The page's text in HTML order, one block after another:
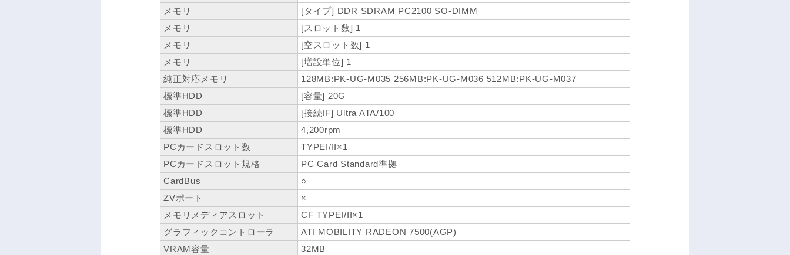
メモリ
[タイプ] DDR SDRAM PC2100 SO-DIMM
メモリ
[スロット数] 1
メモリ
[空スロット数] 1
メモリ
[増設単位] 1
純正対応メモリ
128MB:PK-UG-M035 256MB:PK-UG-M036 512MB:PK-UG-M037
標準HDD
[容量] 20G
標準HDD
[接続IF] Ultra ATA/100
標準HDD
4,200rpm
PCカードスロット数
TYPEI/II×1
PCカードスロット規格
PC Card Standard準拠
CardBus
○
ZVポート
×
メモリメディアスロット
CF TYPEI/II×1
グラフィックコントローラ
ATI MOBILITY RADEON 7500(AGP)
VRAM容量
32MB